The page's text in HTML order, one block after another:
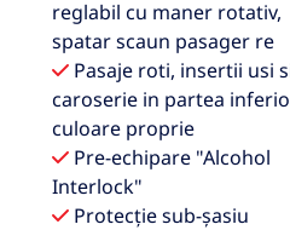
reglabil cu maner rotativ,
spatar scaun pasager re
Pasaje roti, insertii usi
caroserie in partea
culoare proprie
Pre-echipare "Alcohol
Interlock"
Protecție sub-șasiu